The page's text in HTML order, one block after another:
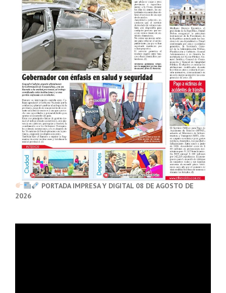
PORTADA IMPRESA Y DIGITAL 08 DE AGOSTO DE
2026